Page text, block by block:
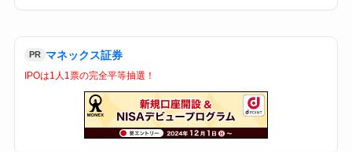
PR マネックス証券
IPOは1人1票の完全平等抽選！